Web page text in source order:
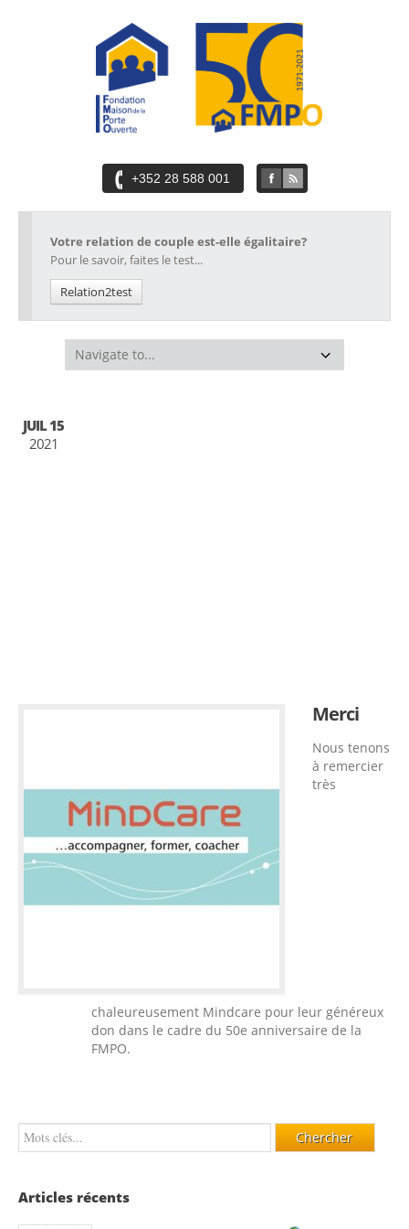
+352 28 588 001
Votre relation de couple est-elle égalitaire?
Pour le savoir, faites le test...
Relation2test
JUIL 15
2021
Merci
Nous tenons
à remercier
très
chaleureusement Mindcare pour leur généreux
don dans le cadre du 50e anniversaire de la
FMPO.
Articles récents